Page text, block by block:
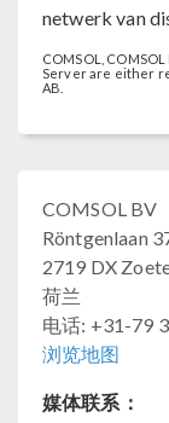
netwerk van
COMSOL,
Server are either
AB.
COMSOL BV
Röntgenlaan
2719 DX
荷兰
电话: +31-79
浏览地图
媒体联系：